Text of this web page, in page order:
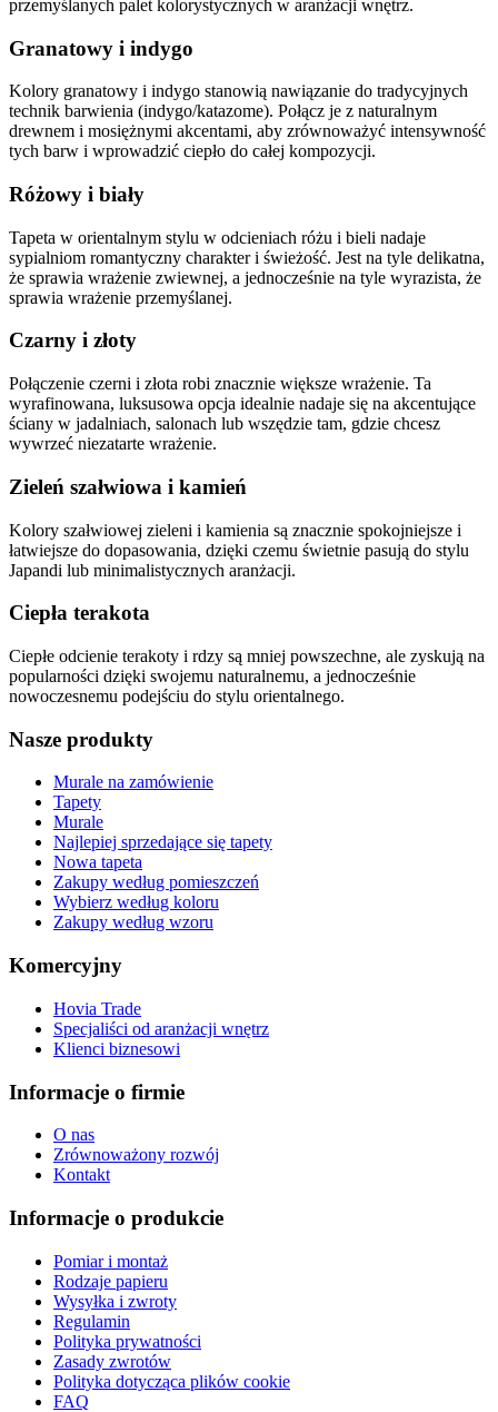
przemyślanych palet kolorystycznych w aranżacji wnętrz.
Granatowy i indygo
Kolory granatowy i indygo stanowią nawiązanie do tradycyjnych
technik barwienia (indygo/katazome). Połącz je z naturalnym
drewnem i mosiężnymi akcentami, aby zrównoważyć intensywność
tych barw i wprowadzić ciepło do całej kompozycji.
Różowy i biały
Tapeta w orientalnym stylu w odcieniach różu i bieli nadaje
sypialniom romantyczny charakter i świeżość. Jest na tyle delikatna,
że sprawia wrażenie zwiewnej, a jednocześnie na tyle wyrazista, że
sprawia wrażenie przemyślanej.
Czarny i złoty
Połączenie czerni i złota robi znacznie większe wrażenie. Ta
wyrafinowana, luksusowa opcja idealnie nadaje się na akcentujące
ściany w jadalniach, salonach lub wszędzie tam, gdzie chcesz
wywrzeć niezatarte wrażenie.
Zieleń szałwiowa i kamień
Kolory szałwiowej zieleni i kamienia są znacznie spokojniejsze i
łatwiejsze do dopasowania, dzięki czemu świetnie pasują do stylu
Japandi lub minimalistycznych aranżacji.
Ciepła terakota
Ciepłe odcienie terakoty i rdzy są mniej powszechne, ale zyskują na
popularności dzięki swojemu naturalnemu, a jednocześnie
nowoczesnemu podejściu do stylu orientalnego.
Nasze produkty
Murale na zamówienie
Tapety
Murale
Najlepiej sprzedające się tapety
Nowa tapeta
Zakupy według pomieszczeń
Wybierz według koloru
Zakupy według wzoru
Komercyjny
Hovia Trade
Specjaliści od aranżacji wnętrz
Klienci biznesowi
Informacje o firmie
O nas
Zrównoważony rozwój
Kontakt
Informacje o produkcie
Pomiar i montaż
Rodzaje papieru
Wysyłka i zwroty
Regulamin
Polityka prywatności
Zasady zwrotów
Polityka dotycząca plików cookie
FAQ